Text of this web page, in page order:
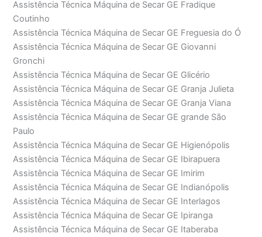
Assistência Técnica Máquina de Secar GE Fradique
Coutinho
Assistência Técnica Máquina de Secar GE Freguesia do Ó
Assistência Técnica Máquina de Secar GE Giovanni
Gronchi
Assistência Técnica Máquina de Secar GE Glicério
Assistência Técnica Máquina de Secar GE Granja Julieta
Assistência Técnica Máquina de Secar GE Granja Viana
Assistência Técnica Máquina de Secar GE grande São
Paulo
Assistência Técnica Máquina de Secar GE Higienópolis
Assistência Técnica Máquina de Secar GE Ibirapuera
Assistência Técnica Máquina de Secar GE Imirim
Assistência Técnica Máquina de Secar GE Indianópolis
Assistência Técnica Máquina de Secar GE Interlagos
Assistência Técnica Máquina de Secar GE Ipiranga
Assistência Técnica Máquina de Secar GE Itaberaba